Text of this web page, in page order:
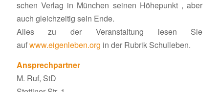
schen Verlag in München seinen Höhe­punkt , aber
auch gleich­zeitig sein Ende.
Alles zu der Veran­stal­tung lesen Sie
aufwww.eigenleben.org in der Rubrik Schulleben.
Ansprech­partner
M. Ruf, StD